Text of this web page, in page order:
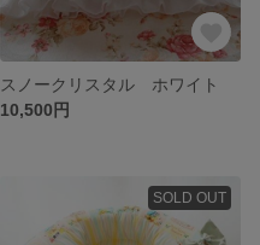
スノークリスタル ホワイト
10,500円
SOLD OUT